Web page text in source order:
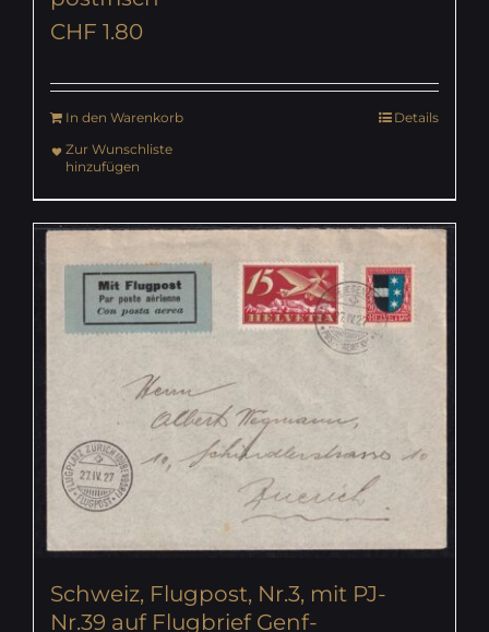
CHF 1.80
In den Warenkorb
Details
Zur Wunschliste
hinzufügen
Schweiz, Flugpost, Nr.3, mit PJ-
Nr.39 auf Flugbrief Genf-